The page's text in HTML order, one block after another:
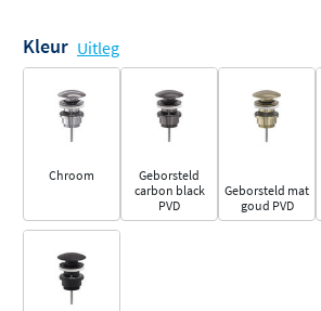
Kleur Uitleg
Chroom
Geborsteld
carbon black
PVD
Geborsteld mat
goud PVD